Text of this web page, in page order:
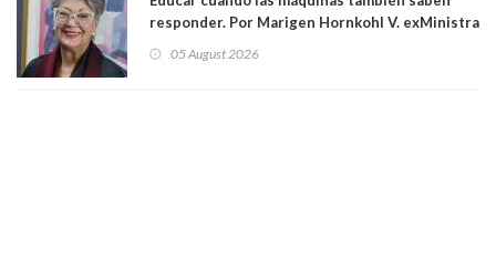
responder. Por Marigen Hornkohl V. exMinistra
05 August 2026